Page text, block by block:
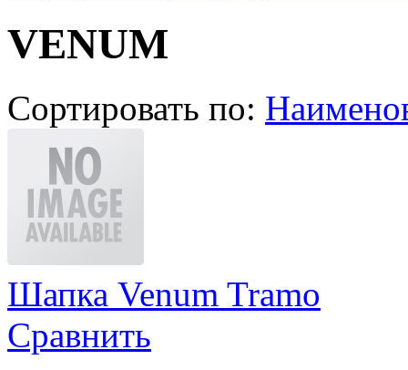
VENUM
Сортировать по:
Шапка Venum Tramo
Сравнить